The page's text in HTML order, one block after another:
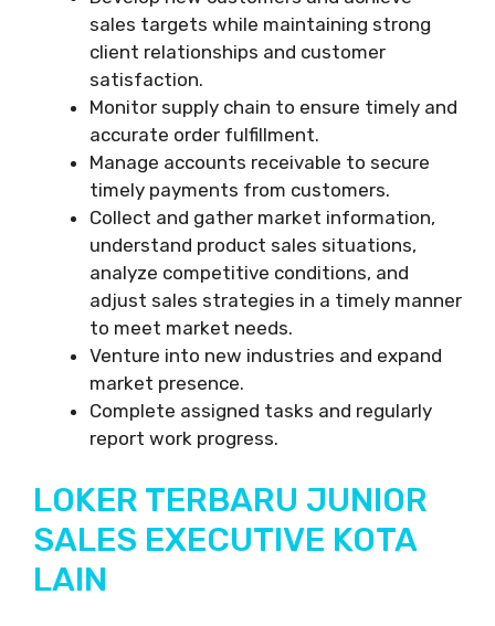
sales targets while maintaining strong
client relationships and customer
satisfaction.
Monitor supply chain to ensure timely and
accurate order fulfillment.
Manage accounts receivable to secure
timely payments from customers.
Collect and gather market information,
understand product sales situations,
analyze competitive conditions, and
adjust sales strategies in a timely manner
to meet market needs.
Venture into new industries and expand
market presence.
Complete assigned tasks and regularly
report work progress.
LOKER TERBARU JUNIOR
SALES EXECUTIVE KOTA
LAIN